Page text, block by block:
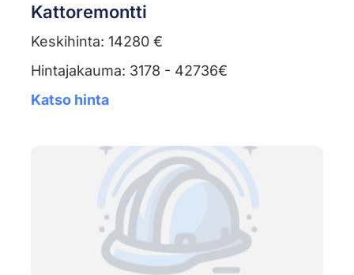
Kattoremontti
Keskihinta: 14280 €
Hintajakauma: 3178 - 42736€
Katso hinta